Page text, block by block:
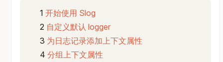
开始使用 Slog
自定义默认 logger
为日志记录添加上下文属性
分组上下文属性